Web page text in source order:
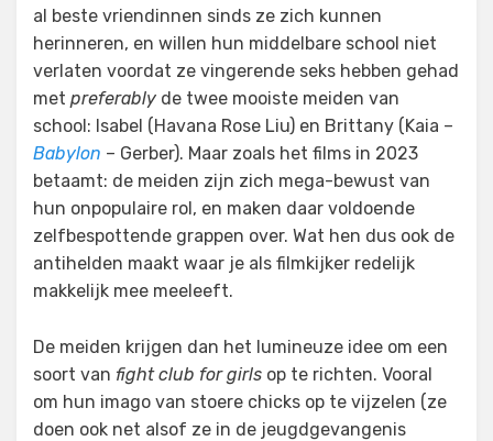
al beste vriendinnen sinds ze zich kunnen
herinneren, en willen hun middelbare school niet
verlaten voordat ze vingerende seks hebben gehad
met preferably de twee mooiste meiden van
school: Isabel (Havana Rose Liu) en Brittany (Kaia –
Babylon – Gerber). Maar zoals het films in 2023
betaamt: de meiden zijn zich mega-bewust van
hun onpopulaire rol, en maken daar voldoende
zelfbespottende grappen over. Wat hen dus ook de
antihelden maakt waar je als filmkijker redelijk
makkelijk mee meeleeft.
De meiden krijgen dan het lumineuze idee om een
soort van fight club for girls op te richten. Vooral
om hun imago van stoere chicks op te vijzelen (ze
doen ook net alsof ze in de jeugdgevangenis